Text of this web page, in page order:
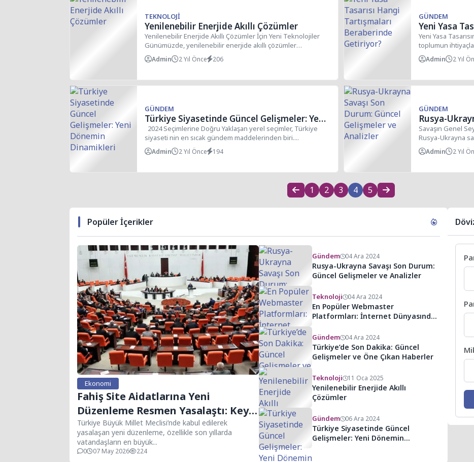
TEKNOLOJI
Yenilenebilir Enerjide Akıllı Çözümler
Yenilenebilir Enerjide Akıllı Çözümler İçin Yeni Teknolojiler
Günümüzde, yenilenebilir enerjide akıllı çözümler
geliştirmek amacıyla birçok...
Admin 2 Yıl Önce 206
GÜNDEM
Yeni Yasa
Beraberinde
Yeni Yasa
toplumun
Admin 2 Yıl
GÜNDEM
Türkiye Siyasetinde Güncel Gelişmeler: Yeni
Dönemin Dinamikleri
2024 Seçimlerine Doğru Yaklaşan yerel seçimler, Türkiye
siyaseti nin en sıcak gündem maddelerinden biri....
Admin 2 Yıl Önce 194
GÜNDEM
Rusya-
Gelişmeler
Savaşın Genel
Rusya-Ukrayna
jeopolitik...
Admin 2 Yıl
1 2 3 4 5
Popüler İçerikler
Ekonomi
Fahiş Site Aidatlarına Yeni
Düzenleme Resmen Yasalaştı: Keyfi
Zam Dönemi Sona Eriyor
Türkiye Büyük Millet Meclisi’nde kabul edilerek
yasalaşan yeni düzenleme, özellikle son yıllarda
vatandaşların en büyük...
0 07 May 2026 224
Gündem 04 Ara 2024
Rusya-Ukrayna Savaşı Son Durum:
Güncel Gelişmeler ve Analizler
Teknoloji 04 Ara 2024
En Popüler Webmaster
Platformları: İnternet Dünyasında
Gündem 04 Ara 2024
Türkiye’de Son Dakika: Güncel
Gelişmeler ve Öne Çıkan Haberler
Teknoloji 11 Oca 2025
Yenilenebilir Enerjide Akıllı
Çözümler
Gündem 06 Ara 2024
Türkiye Siyasetinde Güncel
Gelişmeler: Yeni Dönemin